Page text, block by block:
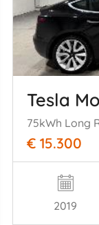
Tesla
75kWh Long
€ 15.300
2019